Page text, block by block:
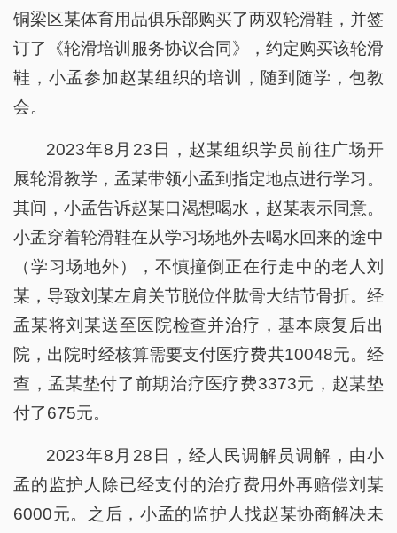
铜梁区某体育用品俱乐部购买了两双轮滑鞋，并签
订了《轮滑培训服务协议合同》，约定购买该轮滑
鞋，小孟参加赵某组织的培训，随到随学，包教
会。
2023年8月23日，赵某组织学员前往广场开
展轮滑教学，孟某带领小孟到指定地点进行学习。
其间，小孟告诉赵某口渴想喝水，赵某表示同意。
小孟穿着轮滑鞋在从学习场地外去喝水回来的途中
（学习场地外），不慎撞倒正在行走中的老人刘
某，导致刘某左肩关节脱位伴肱骨大结节骨折。经
孟某将刘某送至医院检查并治疗，基本康复后出
院，出院时经核算需要支付医疗费共10048元。经
查，孟某垫付了前期治疗医疗费3373元，赵某垫
付了675元。
2023年8月28日，经人民调解员调解，由小
孟的监护人除已经支付的治疗费用外再赔偿刘某
6000元。之后，小孟的监护人找赵某协商解决未